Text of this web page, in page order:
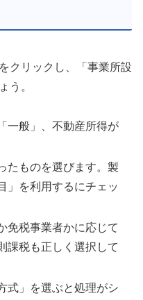
クリックし、「事業所設
う。
一般」、不動産所得が
たものを選びます。製
」を利用するにチェッ
免税事業者かに応じて
課税も正しく選択して
式」を選ぶと処理がシ